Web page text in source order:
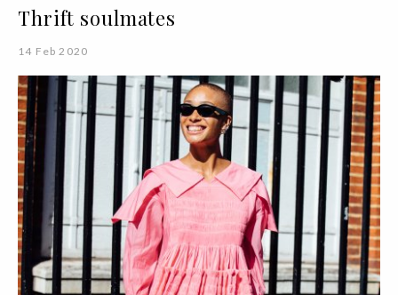
Thrift soulmates
14 Feb 2020